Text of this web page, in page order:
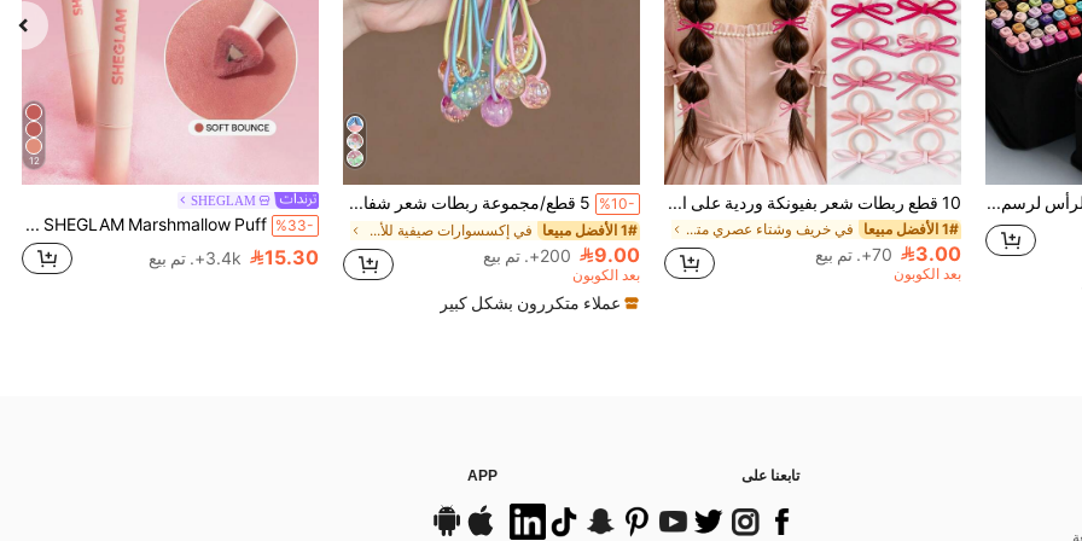
مجموعة أقلام ماركر الرأس لرسم الأنمي والفن، 12/24/36/48/60/80 قطعة أقلام ماركر، أقلام رسم، أقلام مائية، هدية العطلات والكريسماس، أفضل التمنيات، لوازم مدرسية، العودة إلى المدرسة، لوازم فنية احترافية 10 قطع ربطات شعر بفيونكة وردية على الطراز الكوري، ملمس مخملي لطيف، ربطات ذيل الحصان، مرونة عالية، إكسسوارات شعر غير ضارة
1# الأفضل مبيعا في خريف وشتاء عصري متعدد الاستخدامات إكسسوارات شعر
3.00 70+. تم بيع
بعد الكوبون
%10- 5 قطع/مجموعة ربطات شعر شفافة من الجيلي بنقاط ملونة للبنات، إكسسوارات شعر بسيطة ولطيفة لموسم الصيف والتخرج، حاملات ذيل الحصان، هدية للطلاب، تصفيف الشعر اليومي
1# الأفضل مبيعا في إكسسوارات صيفية للأطفال .
9.00 200+. تم بيع
بعد الكوبون
عملاء متكررون بشكل كبير
12
SHEGLAM
%33- SHEGLAM Marshmallow Puff قلم تمويه الشفاه-032 Soft Bounce ماركة تجميل ومكياج للنساء والفتيات
15.30 3.4k+. تم بيع
تابعنا على APP